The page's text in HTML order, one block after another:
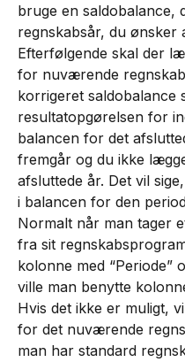
bruge en saldobalance,
regnskabsår, du ønsker
Efterfølgende skal der
for nuværende
korrigeret saldobalance
resultatopgørelsen for
balancen for det
fremgår og du ikke
afsluttede år. Det vil
i balancen for den
Normalt når man tager
fra sit
kolonne med “Periode”
ville man benytte
Hvis det ikke er muligt,
for det nuværende
man har standard